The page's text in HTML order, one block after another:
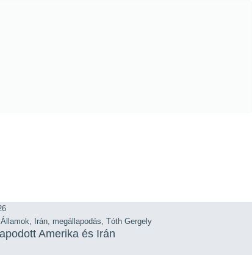
, Irán, megállapodás, Tóth Gergely
Amerika és Irán